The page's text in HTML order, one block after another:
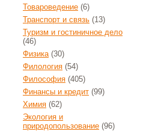
Товароведение (6)
Транспорт и связь (13)
Туризм и гостиничное дело
(46)
Физика(30)
Филология (54)
Философия (405)
Финансы и кредит (99)
Химия (62)
Экология и
природопользование (96)